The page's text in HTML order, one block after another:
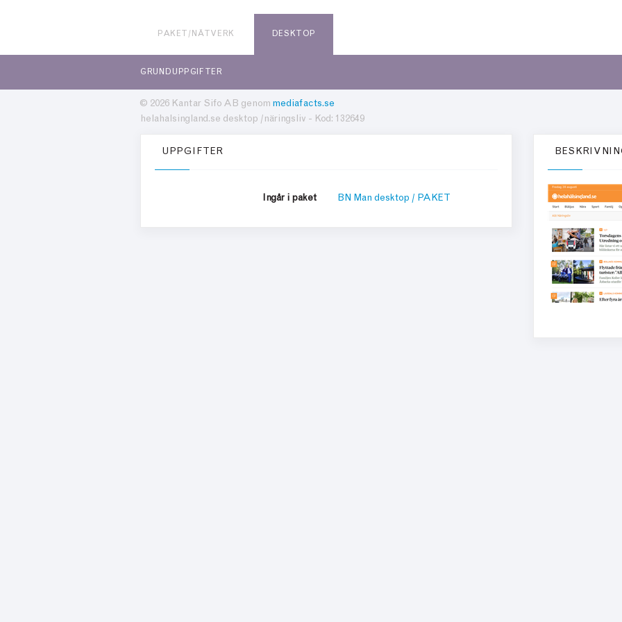
PAKET/NÄTVERK DESKTOP
GRUNDUPPGIFTER
© 2026 Kantar Sifo AB genom mediafacts.se
helahalsingland.se desktop /näringsliv - Kod: 132649
UPPGIFTER
Ingår i paket BN Man desktop / PAKET